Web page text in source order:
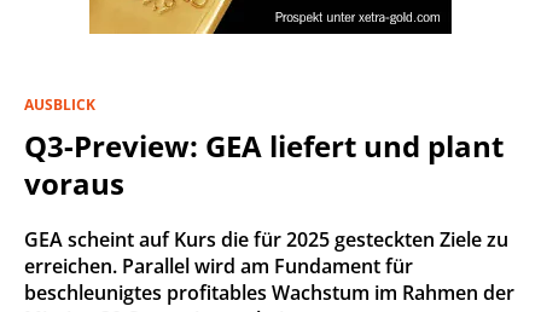
AUSBLICK
Q3-Preview: GEA liefert und plant
voraus
GEA scheint auf Kurs die für 2025 gesteckten Ziele zu
erreichen. Parallel wird am Fundament für
beschleunigtes profitables Wachstum im Rahmen der